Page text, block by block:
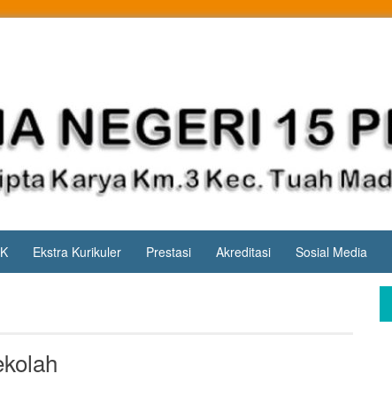
Ekstra Kurikuler Prestasi Akreditasi Sosial Media